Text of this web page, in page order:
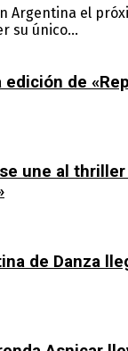
Argentina el
su único...
de
une al
de Danza